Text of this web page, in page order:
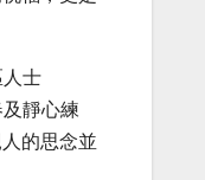
士
靜心練
的思念並